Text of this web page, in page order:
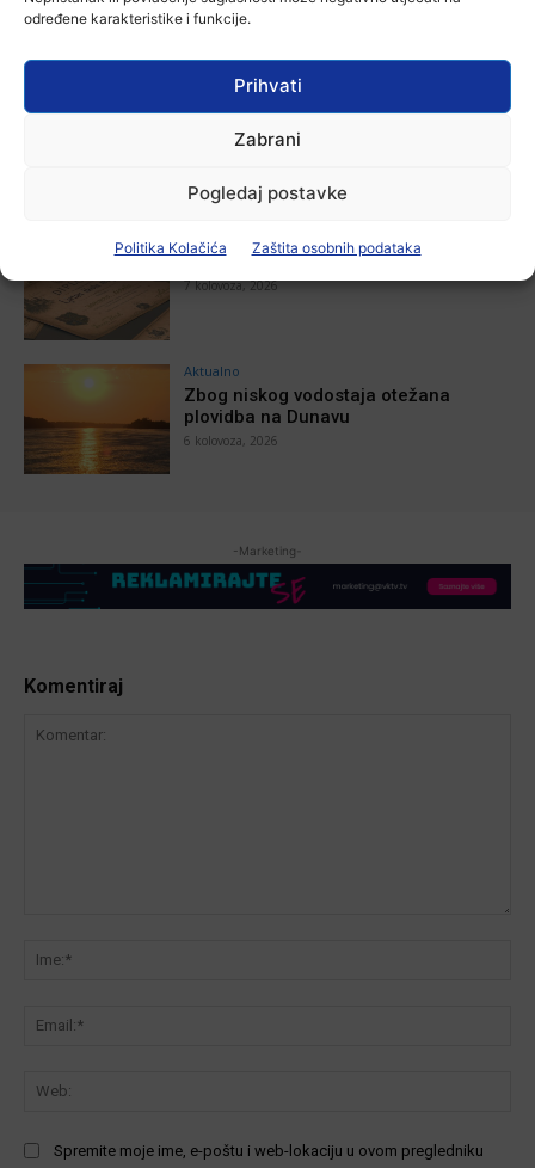
određene karakteristike i funkcije.
Prihvati
Zabrani
Pogledaj postavke
Politika Kolačića Zaštita osobnih podataka
stotu godišnjicu djelovanja
Za dva tjedna započinje još jedna
Divlja liga
Aktualno
U Županji održana Ljetna škola magije
7 kolovoza, 2026
Aktualno
Zbog niskog vodostaja otežana
plovidba na Dunavu
6 kolovoza, 2026
-Marketing-
Komentiraj
Spremite moje ime, e-poštu i web-lokaciju u ovom pregledniku